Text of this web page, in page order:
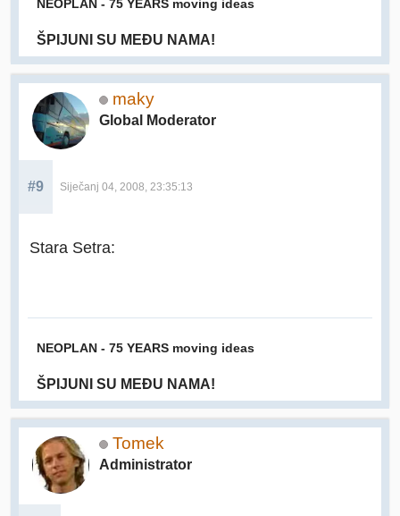
NEOPLAN - 75 YEARS moving ideas
ŠPIJUNI SU MEĐU NAMA!
maky
Global Moderator
#9 Siječanj 04, 2008, 23:35:13
Stara Setra:
NEOPLAN - 75 YEARS moving ideas
ŠPIJUNI SU MEĐU NAMA!
Tomek
Administrator